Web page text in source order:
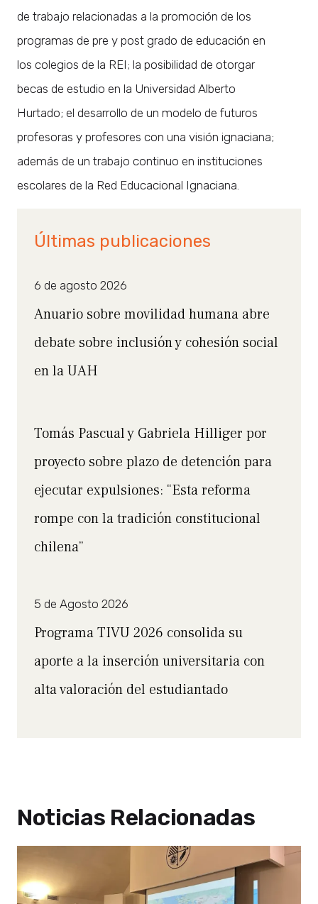
de trabajo relacionadas a la promoción de los
programas de pre y post grado de educación en
los colegios de la REI; la posibilidad de otorgar
becas de estudio en la Universidad Alberto
Hurtado; el desarrollo de un modelo de futuros
profesoras y profesores con una visión ignaciana;
además de un trabajo continuo en instituciones
escolares de la Red Educacional Ignaciana.
Últimas publicaciones
6 de agosto 2026
Anuario sobre movilidad humana abre
debate sobre inclusión y cohesión social
en la UAH
Tomás Pascual y Gabriela Hilliger por
proyecto sobre plazo de detención para
ejecutar expulsiones: “Esta reforma
rompe con la tradición constitucional
chilena”
5 de Agosto 2026
Programa TIVU 2026 consolida su
aporte a la inserción universitaria con
alta valoración del estudiantado
Noticias Relacionadas